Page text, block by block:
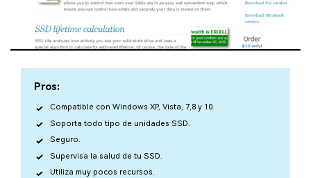
Pros:
Compatible con Windows XP, Vista, 7,8 y 10.
Soporta todo tipo de unidades SSD.
Seguro.
Supervisa la salud de tu SSD.
Utiliza muy pocos recursos.